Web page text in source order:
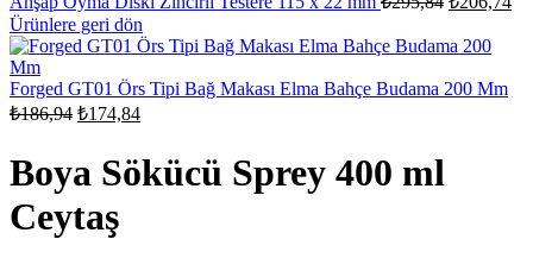
₺295,84.
Ürünlere geri dön
Forged GT01 Örs Tipi Bağ Makası Elma Bahçe Budama 200 Mm
₺186,94 Orijinal
₺186,94.
₺174,84
₺174,84.
Boya Sökücü Sprey 400 ml
Ceytaş